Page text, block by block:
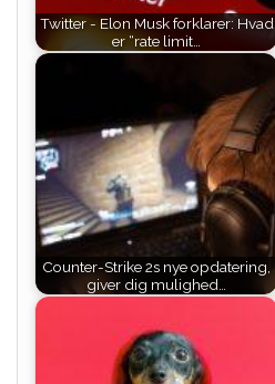
Twitter - Elon Musk forklarer: Hvad
er “rate limit…
Counter-Strike 2s nye opdatering,
giver dig mulighed…